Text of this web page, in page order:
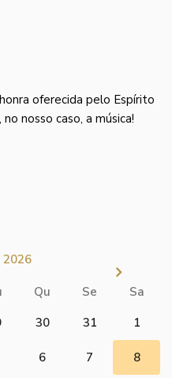
oferecida pelo Espírito
nosso caso, a música!
Qu Se
Sa
30 31 1
6 7 8